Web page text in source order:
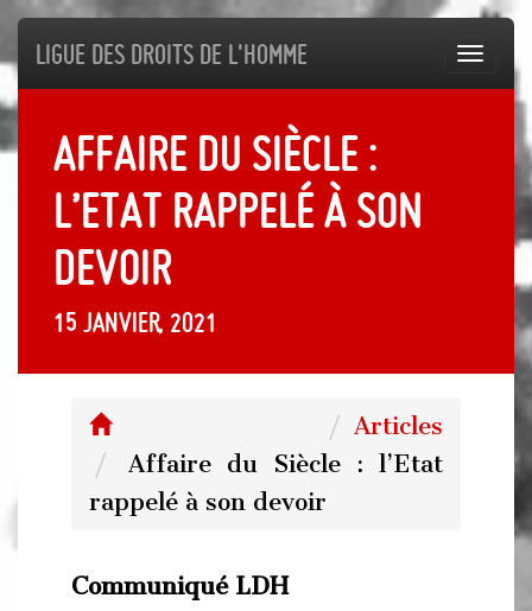
Ligue des droits de l'Homme
Affaire du Siècle :
l’Etat rappelé à son
devoir
15 janvier, 2021
Articles
Affaire du Siècle : l’Etat
rappelé à son devoir
Communiqué LDH